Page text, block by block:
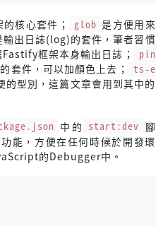
核心套件； glob 是方便用來
輸出日誌(log)的套件，筆者習慣
框架本身輸出日誌；
pin
套件，可以加顏色上去；
ts-e
的型別，這篇文章會用到其中的
中的 start:dev 腳
能，方便在任何時候於開發環
的Debugger中。